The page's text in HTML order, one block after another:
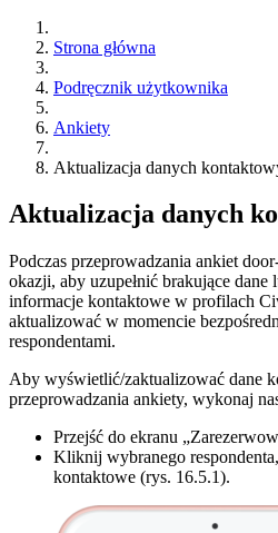
Strona główna
Podręcznik użytkownika
Ankiety
Aktualizacja danych
Aktualizacja danych
Podczas przeprowadzania ankiet
okazji, aby uzupełnić brakujące
informacje kontaktowe w profilach
aktualizować w momencie
respondentami.
Aby wyświetlić/zaktualizować dane
przeprowadzania ankiety, wykonaj
Przejść do ekranu
Kliknij wybranego
kontaktowe (rys. 16.5.1).